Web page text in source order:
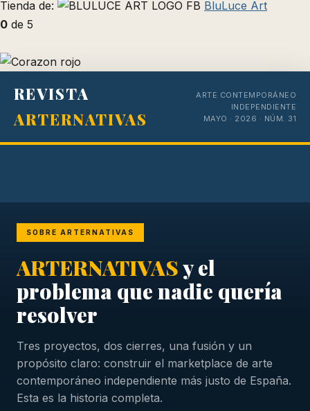
Tienda de:
BluLuce Art
0 de 5
REVISTA
ARTERNATIVAS
ARTE CONTEMPORÁNEO
INDEPENDIENTE
MAYO · 2026 · NÚM. 31
SOBRE ARTERNATIVAS
ARTERNATIVASy el
problema que nadie quería
resolver
Tres proyectos, dos cierres, una fusión y un
propósito claro: construir el marketplace de arte
contemporáneo independiente más justo de España.
Esta es la historia completa.